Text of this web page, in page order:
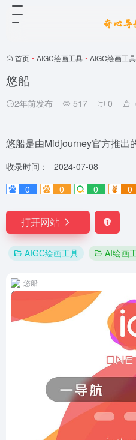
首页 • AIGC绘画工具 • AIGC绘画工具
悠船
2年前发布 517 0
悠船是由Midjourney官方推出
收录时间：
2024-07-08
0
0 0 0
打开网站
AIGC绘画工具 AI绘画
悠船